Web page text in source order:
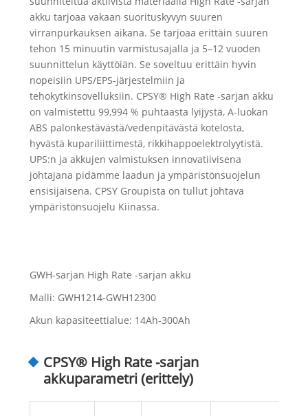
akku tarjoaa vakaan suorituskyvyn suuren
virranpurkauksen aikana. Se tarjoaa erittäin suuren
tehon 15 minuutin varmistusajalla ja 5–12 vuoden
suunnittelun käyttöiän. Se soveltuu erittäin hyvin
nopeisiin UPS/EPS-järjestelmiin ja
tehokytkinsovelluksiin. CPSY® High Rate -sarjan akku
on valmistettu 99,994 % puhtaasta lyijystä, A-luokan
ABS palonkestävästä/vedenpitävästä kotelosta,
hyvästä kupariliittimestä, rikkihappoelektrolyytistä.
UPS:n ja akkujen valmistuksen innovatiivisena
johtajana pidämme laadun ja ympäristönsuojelun
ensisijaisena. CPSY Groupista on tullut johtava
ympäristönsuojelu Kiinassa.
GWH-sarjan High Rate -sarjan akku
Malli: GWH1214-GWH12300
Akun kapasiteettialue: 14Ah-300Ah
CPSY® High Rate -sarjan
akkuparametri (erittely)